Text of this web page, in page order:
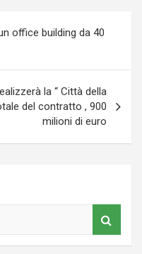
office building da 40
la “ Città della
del contratto , 900
milioni di euro